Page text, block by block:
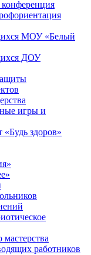
конференция
МОУ «Белый
ДОУ
игры и
здоров»
работников